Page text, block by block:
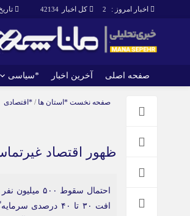
کل اخبار 42134 اخبار امروز : 2 تاریخ :
صفحه اصلی آخرین اخبار *سیاسی
صفحه نخست *استان ها / *اقتصادی
ظهور اقتصاد
افت ۳۰ تا ۴۰